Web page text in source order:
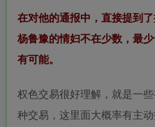
在对他的通报中，直接提到
杨鲁豫的情妇不在少数，最
有可能。
权色交易很好理解，就是一
种交易，这里面大概率有主